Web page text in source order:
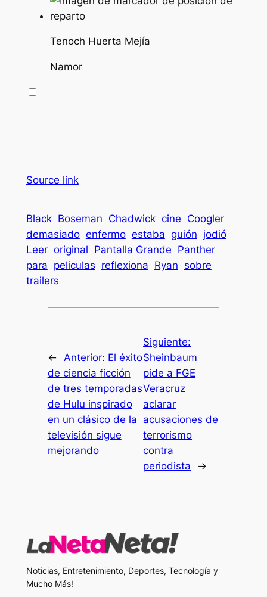
Tenoch Huerta Mejía
Namor
Source link
Black Boseman Chadwick cine Coogler
demasiado enfermo estaba guión jodió
Leer original Pantalla Grande Panther
para peliculas reflexiona Ryan sobre
trailers
← Anterior: El éxito
de ciencia ficción
de tres temporadas
de Hulu inspirado
en un clásico de la
televisión sigue
mejorando
Siguiente:
Sheinbaum
pide a FGE
Veracruz
aclarar
acusaciones de
terrorismo
contra
periodista
→
Noticias, Entretenimiento, Deportes, Tecnología y
Mucho Más!